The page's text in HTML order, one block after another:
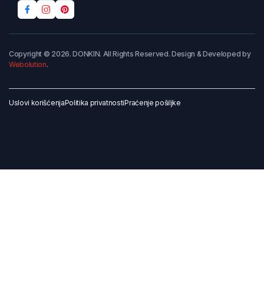
Copyright © 2026. DONKIN. All Rights Reserved. Design & Developed by
Webolution.
Uslovi korišćenjaPolitika privatnostiPraćenje pošiljke